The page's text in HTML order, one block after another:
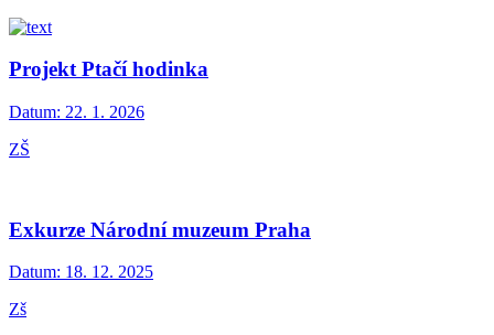
Projekt Ptačí hodinka
Datum: 22. 1. 2026
ZŠ
Exkurze Národní muzeum Praha
Datum: 18. 12. 2025
Zš